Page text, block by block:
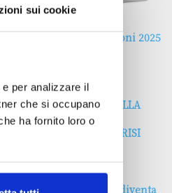
sui cookie
per analizzare il
che si occupano
ha fornito loro o
Reclami e sanzioni 2025
LA GESTIONE DELLA
REPUTAZIONE.
RECENSIONI E CRISI
30 Giugno 2026
Il “Modulo CAI” diventa